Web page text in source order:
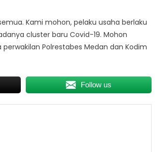
Kami mohon, pelaku usaha berlaku
cluster baru Covid-19. Mohon
Polrestabes Medan dan Kodim
Follow us